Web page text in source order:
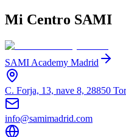
Mi Centro SAMI
SAMI Academy Madrid
C. Forja, 13, nave 8, 28850
info@samimadrid.com